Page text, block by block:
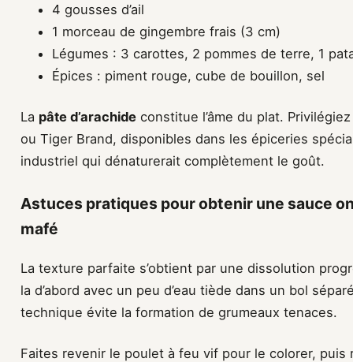
4 gousses d’ail
1 morceau de gingembre frais (3 cm)
Légumes : 3 carottes, 2 pommes de terre, 1
Épices : piment rouge, cube de bouillon, sel
La pâte d’arachide constitue l’âme du plat.
ou Tiger Brand, disponibles dans les épiceries
industriel qui dénaturerait complètement le goût.
Astuces pratiques pour obtenir une sauce
mafé
La texture parfaite s’obtient par une dissolution
la d’abord avec un peu d’eau tiède dans un bol
technique évite la formation de grumeaux tenaces.
Faites revenir le poulet à feu vif pour le colorer, puis